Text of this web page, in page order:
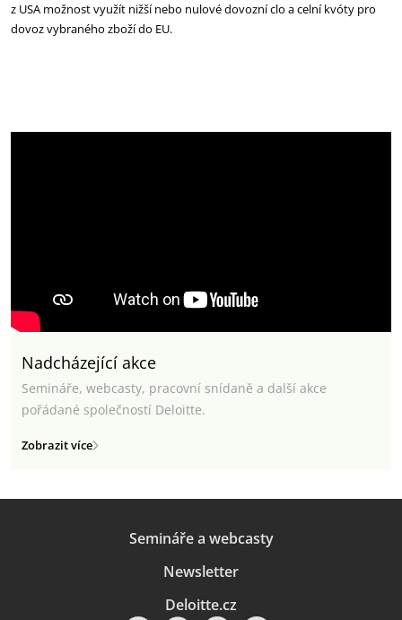
z USA možnost využít nižší nebo nulové dovozní clo a celní kvóty pro
dovoz vybraného zboží do EU.
Nadcházející akce
Semináře, webcasty, pracovní snídaně a další akce
pořádané společností Deloitte.
Zobrazit více
Semináře a webcasty
Newsletter
Deloitte.cz